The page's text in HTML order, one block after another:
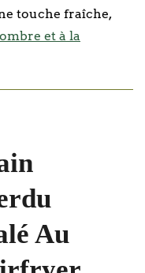
touche fraîche,
et à la
Au